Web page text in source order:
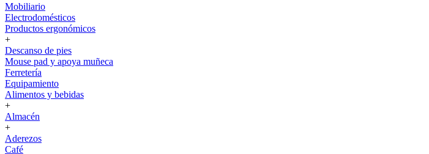
Mobiliario
Electrodomésticos
Productos ergonómicos
+
Descanso de pies
Mouse pad y apoya muñeca
Ferretería
Equipamiento
Alimentos y bebidas
+
Almacén
+
Aderezos
Café